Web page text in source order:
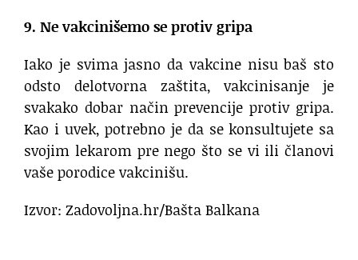
9. Ne vakcinišemo se protiv gripa
Iako je svima jasno da vakcine nisu baš sto
odsto delotvorna zaštita, vakcinisanje je
svakako dobar način prevencije protiv gripa.
Kao i uvek, potrebno je da se konsultujete sa
svojim lekarom pre nego što se vi ili članovi
vaše porodice vakcinišu.
Izvor: Zadovoljna.hr/Bašta Balkana